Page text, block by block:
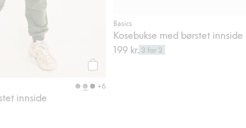
+6
innside
Basics
Kosebukse med børstet innside
199 kr. 3 for 2